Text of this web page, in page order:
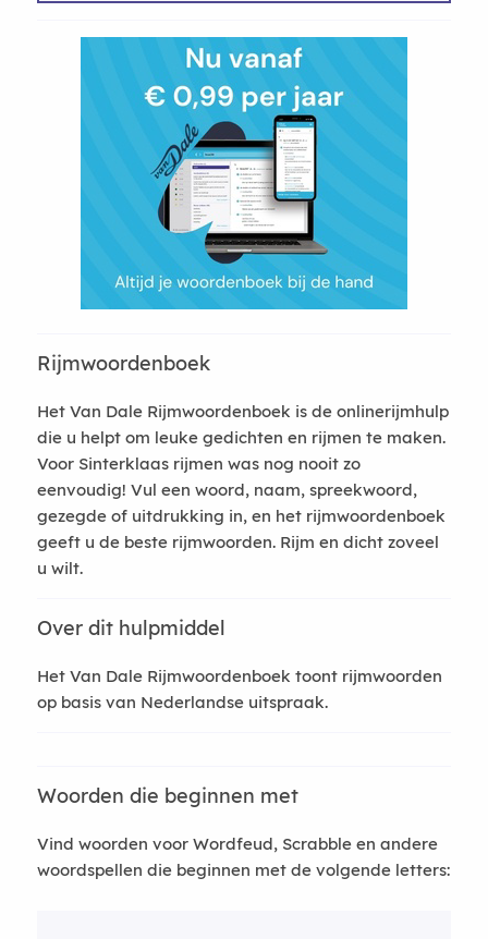
Rijmwoordenboek
Het Van Dale Rijmwoordenboek is de onlinerijmhulp
die u helpt om leuke gedichten en rijmen te maken.
Voor Sinterklaas rijmen was nog nooit zo
eenvoudig! Vul een woord, naam, spreekwoord,
gezegde of uitdrukking in, en het rijmwoordenboek
geeft u de beste rijmwoorden. Rijm en dicht zoveel
u wilt.
Over dit hulpmiddel
Het Van Dale Rijmwoordenboek toont rijmwoorden
op basis van Nederlandse uitspraak.
Woorden die beginnen met
Vind woorden voor Wordfeud, Scrabble en andere
woordspellen die beginnen met de volgende letters: